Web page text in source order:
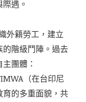
遇。
外籍勞工，建立
階級鬥陣。過去
團體：
（在台印尼
的多重面貌，共